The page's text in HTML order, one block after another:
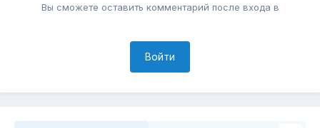
Вы сможете оставить комментарий после входа в
Войти